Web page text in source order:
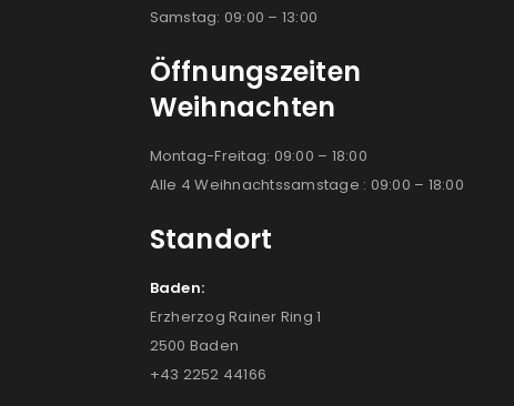
Samstag: 09:00 – 13:00
Öffnungszeiten
Weihnachten
Montag-Freitag: 09:00 – 18:00
Alle 4 Weihnachtssamstage : 09:00 – 18:00
Standort
Baden:
Erzherzog Rainer Ring 1
2500 Baden
+43 2252 44166